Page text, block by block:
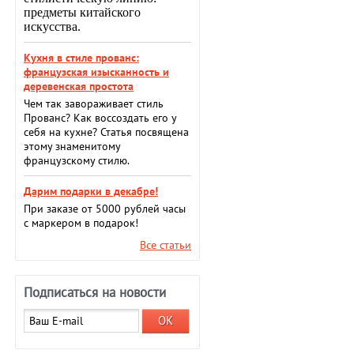
предметы китайского
искусства.
Кухня в стиле прованс:
французская изысканность и
деревенская простота
Чем так завораживает стиль
Прованс? Как воссоздать его у
себя на кухне? Статья посвящена
этому знаменитому
французскому стилю.
Дарим подарки в декабре!
При заказе от 5000 рублей часы
с маркером в подарок!
Все статьи
Подписаться на новости